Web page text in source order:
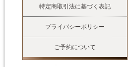
特定商取引法に基づく表記
プライバシーポリシー
ご予約について